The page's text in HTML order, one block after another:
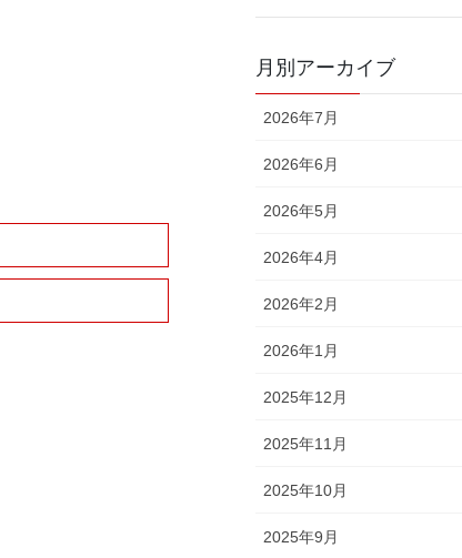
月別アーカイブ
2026年7月
2026年6月
2026年5月
2026年4月
2026年2月
2026年1月
2025年12月
2025年11月
2025年10月
2025年9月